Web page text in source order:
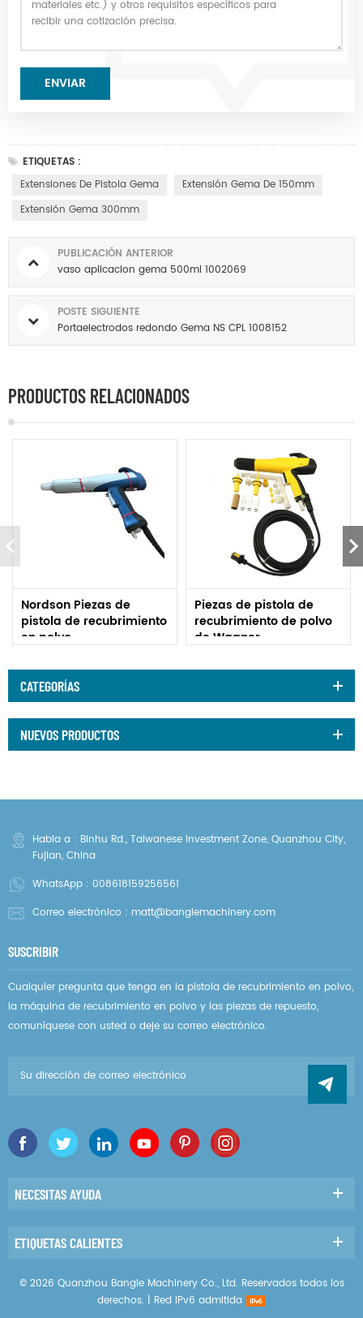
ETIQUETAS :
Extensiones De Pistola Gema
Extensión Gema De 150mm
Extensión Gema 300mm
PUBLICACIÓN ANTERIOR
vaso aplicacion gema 500ml 1002069
POSTE SIGUIENTE
Portaelectrodos redondo Gema NS CPL 1008152
PRODUCTOS RELACIONADOS
Nordson Piezas de
pistola de recubrimiento
en polvo
Piezas de pistola de
recubrimiento de polvo
de Wagner
CATEGORÍAS
NUEVOS PRODUCTOS
Habla a : Binhu Rd., Taiwanese Investment Zone, Quanzhou City,
Fujian, China
WhatsApp : 008618159256561
Correo electrónico : matt@banglemachinery.com
SUSCRIBIR
Cualquier pregunta que tenga en la pistola de recubrimiento en polvo,
la máquina de recubrimiento en polvo y las piezas de repuesto,
comuníquese con usted o deje su correo electrónico.
NECESITAS AYUDA
ETIQUETAS CALIENTES
© 2026 Quanzhou Bangle Machinery Co., Ltd. Reservados todos los
derechos. | Red IPv6 admitida